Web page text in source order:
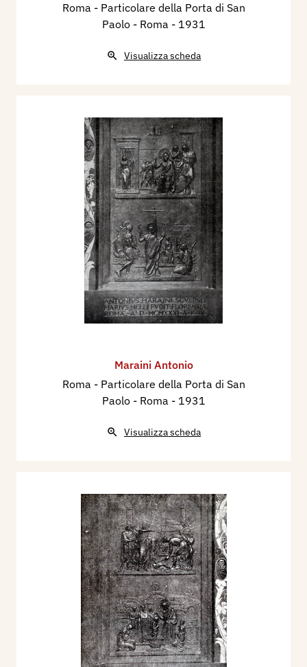
Roma - Particolare della Porta di San
Paolo - Roma - 1931
Visualizza scheda
Maraini Antonio
Roma - Particolare della Porta di San
Paolo - Roma - 1931
Visualizza scheda